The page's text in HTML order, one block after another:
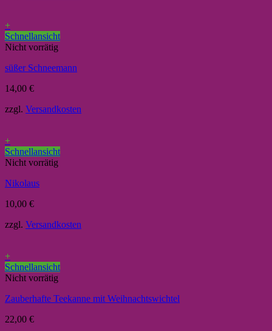
+
Schnellansicht
Nicht vorrätig
süßer Schneemann
14,00 €
zzgl. Versandkosten
+
Schnellansicht
Nicht vorrätig
Nikolaus
10,00 €
zzgl. Versandkosten
+
Schnellansicht
Nicht vorrätig
Zauberhafte Teekanne mit Weihnachtswichtel
22,00 €